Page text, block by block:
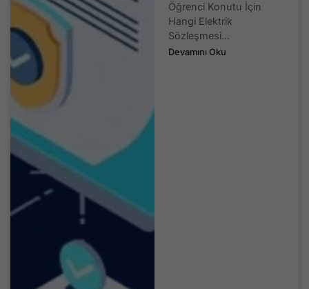
Öğrenci Konutu İçin
Hangi Elektrik
Sözleşmesi...
Devamını Oku